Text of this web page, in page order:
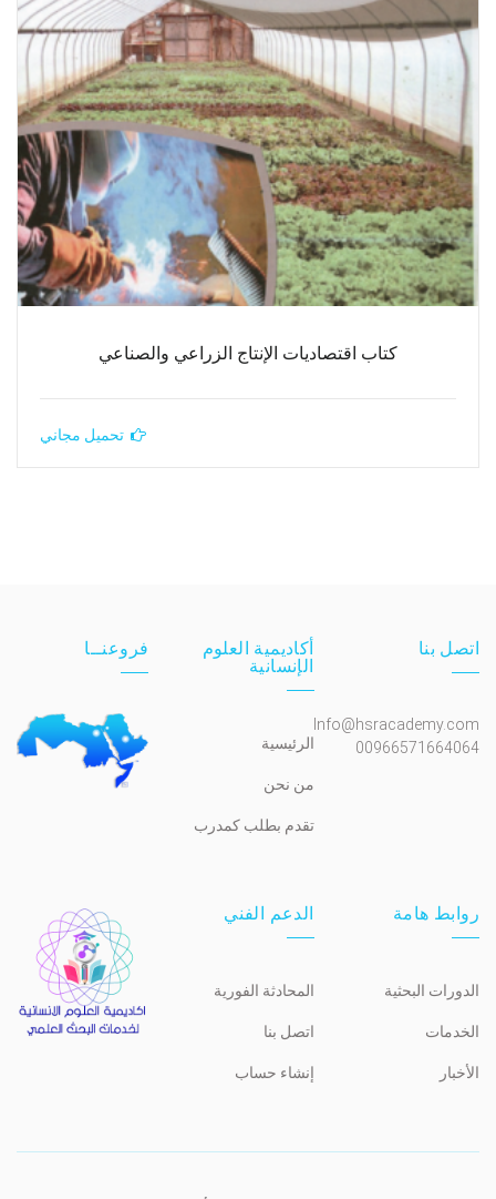
كتاب اقتصاديات الإنتاج الزراعي والصناعي
تحميل مجاني
اتصل بنا
Info@hsracademy.com
00966571664064
أكاديمية العلوم
الإنسانية
الرئيسية
من نحن
تقدم بطلب كمدرب
فروعنــا
روابط هامة
الدورات البحثية
الخدمات
الأخبار
الدعم الفني
المحادثة الفورية
اتصل بنا
إنشاء حساب